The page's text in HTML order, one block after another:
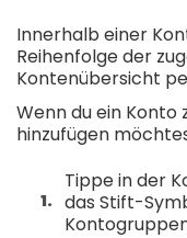
Innerhalb einer
Reihenfolge der
Kontenübersicht
Wenn du ein Konto
hinzufügen
Tippe in der
das Stift-